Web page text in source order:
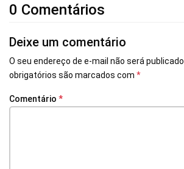
0 Comentários
Deixe um comentário
O seu endereço de e-mail não será publicado.
obrigatórios são marcados com *
Comentário *